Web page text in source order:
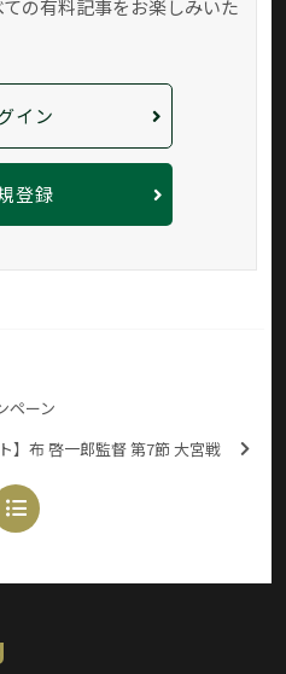
の有料記事をお楽しみいた
イン
登録
ペーン
】布 啓一郎監督 第7節 大宮戦